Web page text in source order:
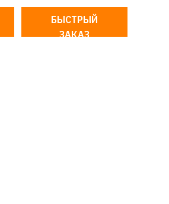
БЫСТРЫЙ
ЗАКАЗ